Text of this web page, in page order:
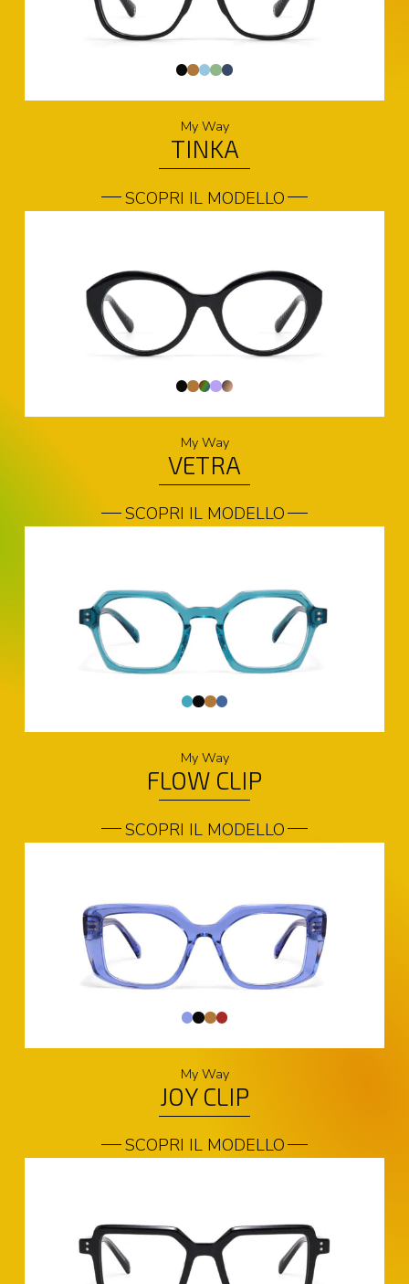
My Way
TINKA
SCOPRI IL MODELLO
My Way
VETRA
SCOPRI IL MODELLO
My Way
FLOW CLIP
SCOPRI IL MODELLO
My Way
JOY CLIP
SCOPRI IL MODELLO